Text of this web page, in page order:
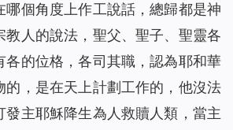
哪個角度上作工說話，總歸都是神
教人的說法，聖父、聖子、聖靈各
各的位格，各司其職，認為耶和華
的，是在天上計劃工作的，他沒法
發主耶穌降生為人救贖人類，當主